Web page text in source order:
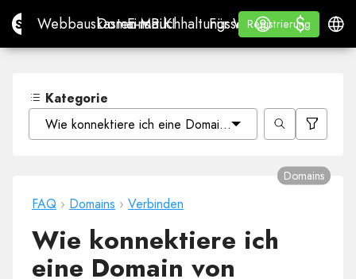
Site.proWebbauskasten mit KI
Webbauskasten mit KI
Domains
Domains
E-Mail
E-MailBuchhaltungssoftware
Buchhaltungssoftware
Für
Für Wiederverkäufer
WHITE LABEL
Lernen
Lernen
Registrierung
Registrierung
Anmelden
$
$
Kategorie
Wie konnektiere ich eine Domain von NameCheap?
FAQ › Domains › Verbinden
Domains
Wie konnektiere ich
eine Domain von